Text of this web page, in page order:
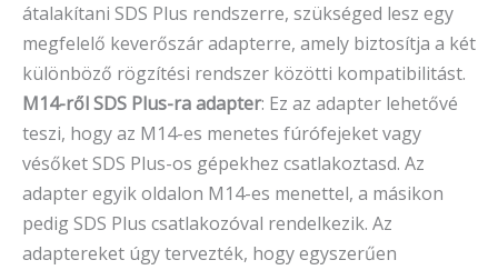
átalakítani SDS Plus rendszerre, szükséged lesz egy
megfelelő keverőszár adapterre, amely biztosítja a két
különböző rögzítési rendszer közötti kompatibilitást.
M14-ről SDS Plus-ra adapter: Ez az adapter lehetővé
teszi, hogy az M14-es menetes fúrófejeket vagy
vésőket SDS Plus-os gépekhez csatlakoztasd. Az
adapter egyik oldalon M14-es menettel, a másikon
pedig SDS Plus csatlakozóval rendelkezik. Az
adaptereket úgy tervezték, hogy egyszerűen